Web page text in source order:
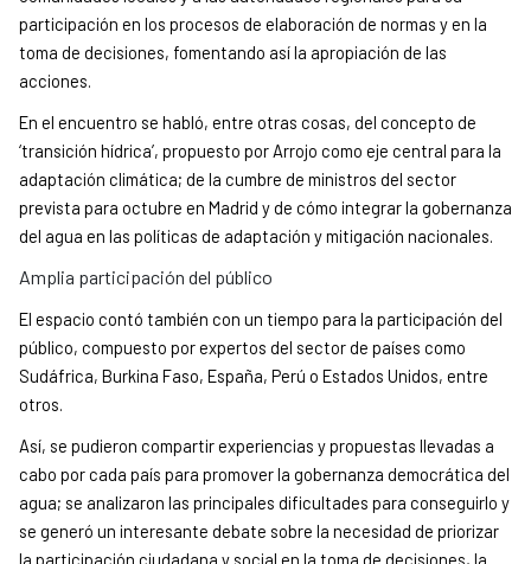
participación en los procesos de elaboración de normas y en la
toma de decisiones, fomentando así la apropiación de las
acciones.
En el encuentro se habló, entre otras cosas, del concepto de
‘transición hídrica’, propuesto por Arrojo como eje central para la
adaptación climática; de la cumbre de ministros del sector
prevista para octubre en Madrid y de cómo integrar la gobernanza
del agua en las políticas de adaptación y mitigación nacionales.
Amplia participación del público
El espacio contó también con un tiempo para la participación del
público, compuesto por expertos del sector de países como
Sudáfrica, Burkina Faso, España, Perú o Estados Unidos, entre
otros.
Así, se pudieron compartir experiencias y propuestas llevadas a
cabo por cada país para promover la gobernanza democrática del
agua; se analizaron las principales dificultades para conseguirlo y
se generó un interesante debate sobre la necesidad de priorizar
la participación ciudadana y social en la toma de decisiones, la